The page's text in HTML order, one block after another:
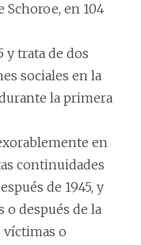
Schoroe, en 104
y trata de dos
sociales en la
la primera
en
continuidades
de 1945, y
o después de la
víctimas o